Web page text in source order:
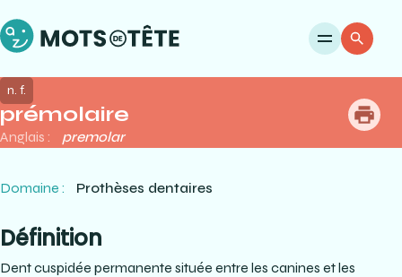
prémolaire
n. f.
Anglais : premolar
Domaine : Prothèses dentaires
Définition
Dent cuspidée permanente située entre les canines et les